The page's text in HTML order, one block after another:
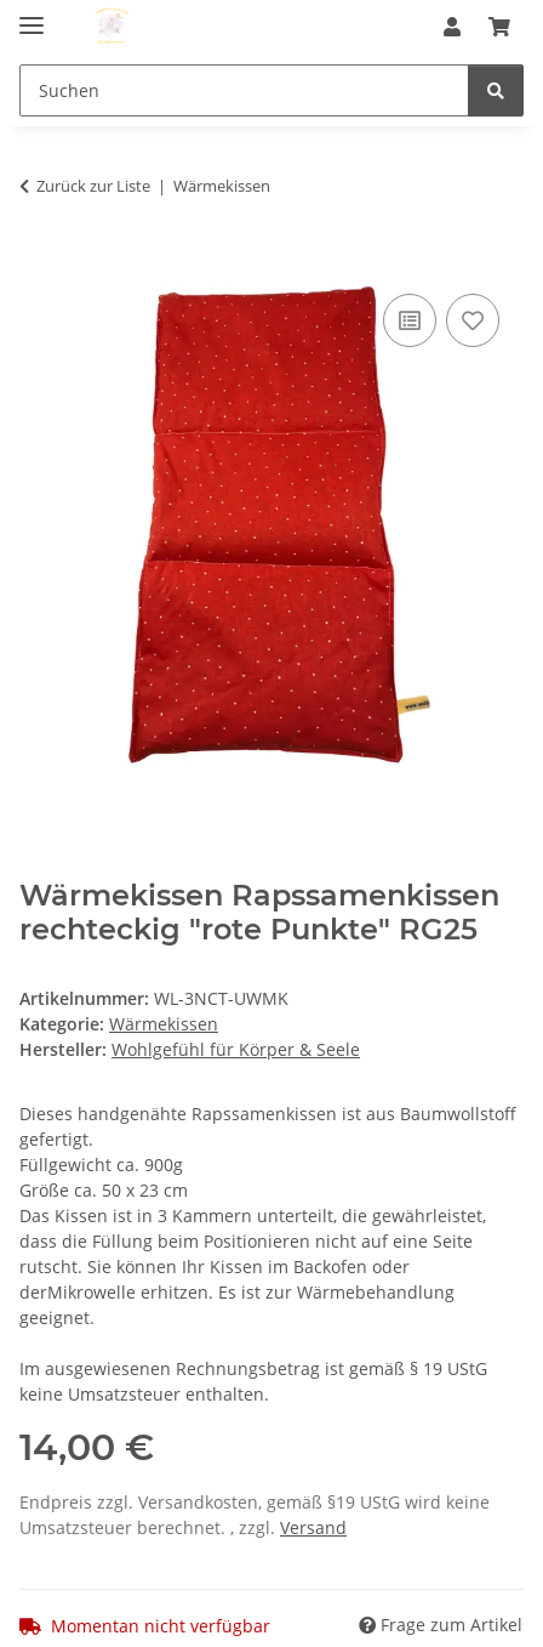
Zurück zur Liste Wärmekissen
Wärmekissen Rapssamenkissen
rechteckig "rote Punkte" RG25
Artikelnummer: WL-3NCT-UWMK
Kategorie: Wärmekissen
Hersteller: Wohlgefühl für Körper & Seele
Dieses handgenähte Rapssamenkissen ist aus Baumwollstoff
gefertigt.
Füllgewicht ca. 900g
Größe ca. 50 x 23 cm
Das Kissen ist in 3 Kammern unterteilt, die gewährleistet,
dass die Füllung beim Positionieren nicht auf eine Seite
rutscht. Sie können Ihr Kissen im Backofen oder
derMikrowelle erhitzen. Es ist zur Wärmebehandlung
geeignet.
Im ausgewiesenen Rechnungsbetrag ist gemäß § 19 UStG
keine Umsatzsteuer enthalten.
14,00 €
Endpreis zzgl. Versandkosten, gemäß §19 UStG wird keine
Umsatzsteuer berechnet. , zzgl. Versand
Momentan nicht verfügbar Frage zum Artikel